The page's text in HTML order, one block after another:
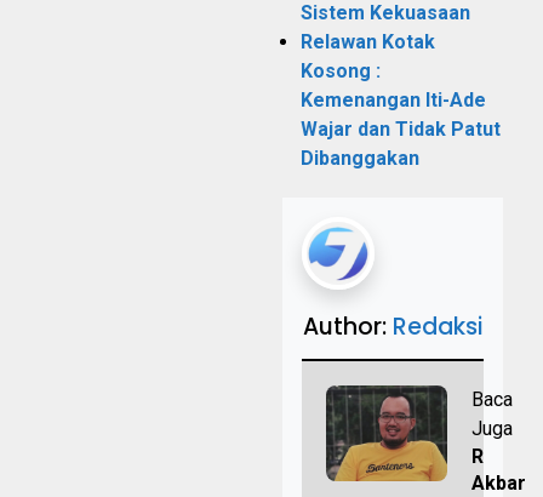
Sistem Kekuasaan
Relawan Kotak
Kosong :
Kemenangan Iti-Ade
Wajar dan Tidak Patut
Dibanggakan
Author: Redaksi
Baca
Juga
R
Akbar